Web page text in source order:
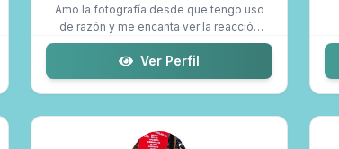
Amo la fotografía desde que tengo uso
de razón y me encanta ver la reacción
de m...
Ver Perfil